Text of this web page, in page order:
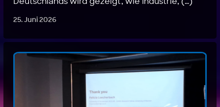
Deutschlands wird gezeigt, wie Industrie, (…)
25. Juni 2026